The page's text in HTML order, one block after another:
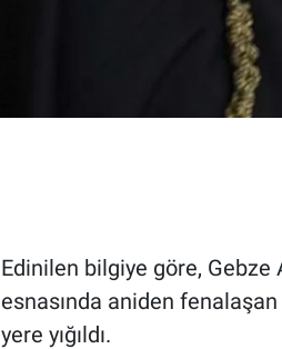
Edinilen bilgiye göre,
esnasında aniden
yere yığıldı.